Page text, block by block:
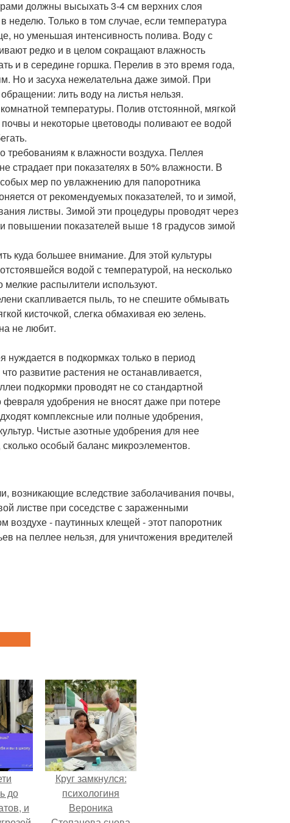
должны высыхать 3-4 см верхних слоя
неделю. Только в том случае, если температура
но уменьшая интенсивность полива. Воду с
редко и в целом сокращают влажность
и в середине горшка. Перелив в это время года,
Но и засуха нежелательна даже зимой. При
лить воду на листья нельзя.
температуры. Полив отстоянной, мягкой
и некоторые цветоводы поливают ее водой
к влажности воздуха. Пеллея
страдает при показателях в 50% влажности. В
мер по увлажнению для папоротника
от рекомендуемых показателей, то и зимой,
листвы. Зимой эти процедуры проводят через
повышении показателей выше 18 градусов зимой
куда большее внимание. Для этой культуры
водой с температурой, на несколько
распылители используют.
скапливается пыль, то не спешите обмывать
кисточкой, слегка обмахивая ею зелень.
не любит.
нуждается в подкормках только в период
развитие растения не останавливается,
подкормки проводят не со стандартной
февраля удобрения не вносят даже при потере
комплексные или полные удобрения,
Чистые азотные удобрения для нее
сколько особый баланс микроэлементов.
возникающие вследствие заболачивания почвы,
листве при соседстве с зараженными
воздухе - паутинных клещей - этот папоротник
на пеллее нельзя, для уничтожения вредителей
до
и
Круг замкнулся:
психологиня
Вероника